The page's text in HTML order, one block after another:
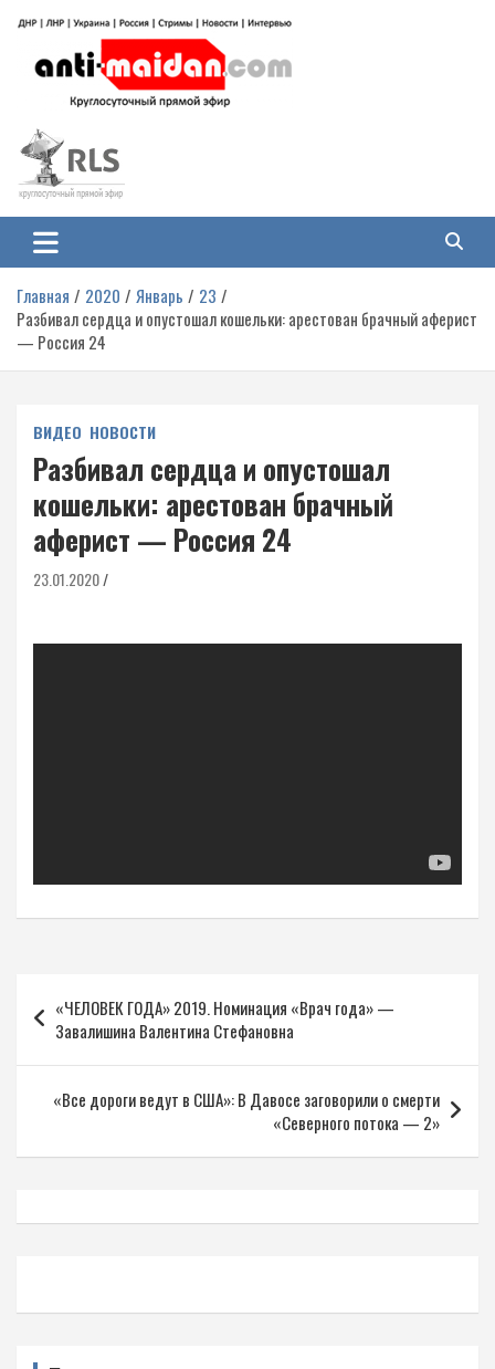
содержимому
Антимайдан: Гражданская война
на Украине
гражданской войне на Украине, включая события в Новороссии, ДНР,
ЛНР и других регионах.
Главная 2020 Январь
23
Разбивал сердца и опустошал кошельки: арестован брачный аферист
— Россия 24
ВИДЕО НОВОСТИ
Разбивал сердца и опустошал
кошельки: арестован брачный
аферист — Россия 24
23.01.2020
по
записям
«ЧЕЛОВЕК ГОДА» 2019. Номинация «Врач года» —
Завалишина Валентина Стефановна
«Все дороги ведут в США»: В Давосе заговорили о смерти
«Северного потока — 2»